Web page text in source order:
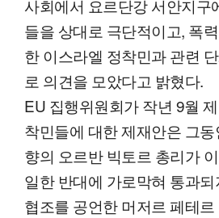
사회에서 요르단강 서안지구
들을 상대로 극단적이고, 폭
한 이스라엘 정착민과 관련
로 의견을 모았다고 밝혔다.
EU 집행위원회가 작년 9월
착민들에 대한 제재안은 그
향의 오르반 빅토르 총리가
일한 반대에 가로막혀 통과
협조를 공언한 머저르 페테